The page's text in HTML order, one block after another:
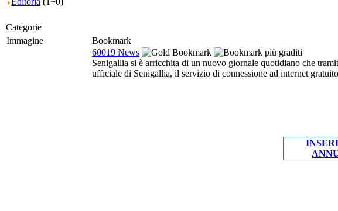
Categorie
Immagine
Bookmark
60019 News
Senigallia si è arricchita di un nuovo giornale quotidiano che
ufficiale di Senigallia, il servizio di connessione ad internet